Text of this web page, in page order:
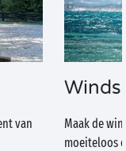
van
Maak de
moeiteloos